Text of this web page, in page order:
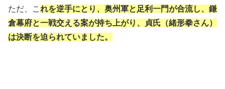
ただ、こ れを逆手にとり、奥州軍と足利一門が合流し、鎌
倉幕府と一戦交える案が持ち上がり、貞氏（緒形拳さん）
は決断を迫られていました。